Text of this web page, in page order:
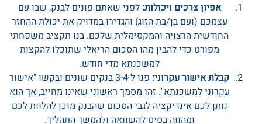
אפיון צרכים ויכולות: לפני שאתם פונים לבנק, שבו עם
עצמכם (ועם בן/בת הזוג) והגדירו במדויק את יכולת ההחזר
החודשית הרצויה והמקסימלית שלכם. בנו תקציב משפחתי
מפורט כדי להבין מהו הסכום הריאלי שתוכלו להקצות
למשכנתא מדי חודש.
קבלת אישור עקרוני:
פנו ל-3-4 בנקים שונים ובקשו "אישור
עקרוני למשכנתא". זהו מסמך ראשוני שאינו מחייב, אך הוא
נותן לכם אינדיקציה לגבי הסכום שהבנק מוכן להלוות לכם
ומהווה בסיס להשוואה ולהמשך התהליך.